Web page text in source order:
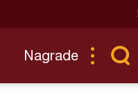
Nagrade